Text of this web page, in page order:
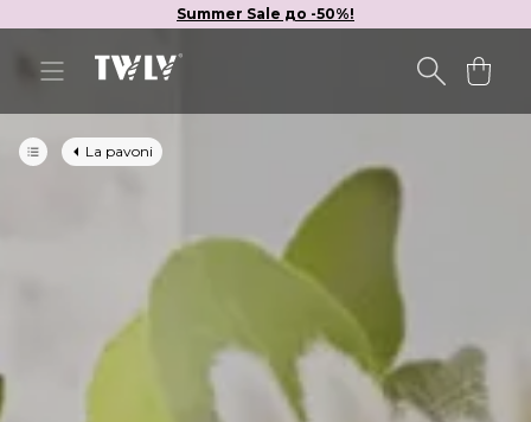
Summer Sale до -50%!
La pavoni